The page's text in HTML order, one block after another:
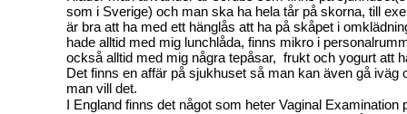
som i Sverige) och man ska ha hela tår på skorna, till
är bra att ha med ett hänglås att ha på skåpet i
hade alltid med mig lunchlåda, finns mikro i
också alltid med mig några tepåsar, frukt och yogurt att
Det finns en affär på sjukhuset så man kan även gå iväg
man vill det.
I England finns det något som heter Vaginal Examination